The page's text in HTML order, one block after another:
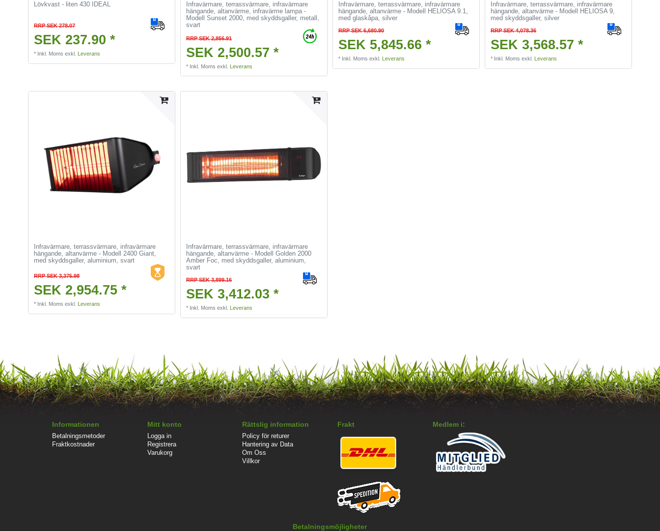
Lövkvast - liten 430 IDEAL
RRP SEK 278.07
SEK 237.90 *
* Inkl. Moms exkl. Leverans
Infravärmare, terrassvärmare, infravärmare
hängande, altanvärme, infravärme lampa -
Modell Sunset 2000, med skyddsgaller, metall,
svart
RRP SEK 2,856.91
SEK 2,500.57 *
* Inkl. Moms exkl. Leverans
Infravärmare, terrassvärmare, infravärmare
hängande, altanvärme - Modell HELIOSA 9.1,
med glaskåpa, silver
RRP SEK 6,680.90
SEK 5,845.66 *
* Inkl. Moms exkl. Leverans
Infravärmare, terrassvärmare, infravärmare
hängande, altanvärme - Modell HELIOSA 9,
med skyddsgaller, silver
RRP SEK 4,078.36
SEK 3,568.57 *
* Inkl. Moms exkl. Leverans
Infravärmare, terrassvärmare, infravärmare
hängande, altanvärme - Modell 2400 Giant,
med skyddsgaller, aluminium, svart
RRP SEK 3,375.98
SEK 2,954.75 *
* Inkl. Moms exkl. Leverans
Infravärmare, terrassvärmare, infravärmare
hängande, altanvärme - Modell Golden 2000
Amber Foc, med skyddsgaller, aluminium,
svart
RRP SEK 3,899.16
SEK 3,412.03 *
* Inkl. Moms exkl. Leverans
Informationen
Betalningsmetoder
Fraktkostnader
Mitt konto
Logga in
Registrera
Varukorg
Rättslig information
Policy för returer
Hantering av Data
Om Oss
Villkor
Frakt Medlem i:
Betalningsmöjligheter